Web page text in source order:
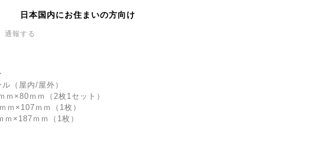
日本国内にお住まいの方向け
通報する
（屋内/屋外）
ｍ×80ｍｍ（2枚1セット）
ｍｍ（1枚）
ｍｍ（1枚）